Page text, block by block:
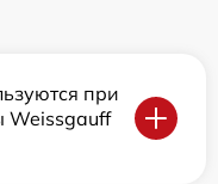
при
Weissgauff